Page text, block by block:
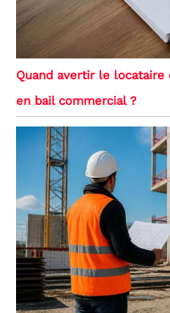
Quand avertir le locataire
en bail commercial ?